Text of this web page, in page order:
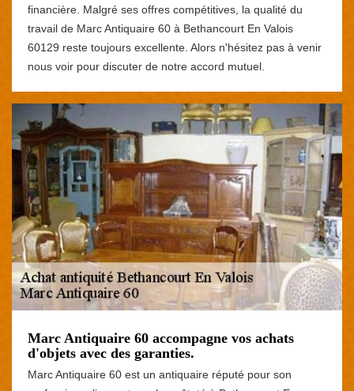
financière. Malgré ses offres compétitives, la qualité du
travail de Marc Antiquaire 60 à Bethancourt En Valois
60129 reste toujours excellente. Alors n'hésitez pas à venir
nous voir pour discuter de notre accord mutuel.
Marc Antiquaire 60 accompagne vos achats
d'objets avec des garanties.
Marc Antiquaire 60 est un antiquaire réputé pour son